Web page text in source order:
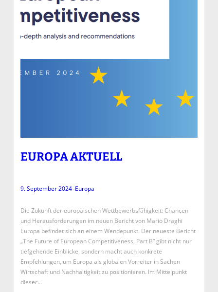
EUROPA AKTUELL
9. September 2024–Europa
Die Zukunft der europäischen Wettbewerbsfähigkeit: Chancen
und Herausforderungen im neuen Bericht von Mario Draghi
Europa befindet sich an einem Wendepunkt. Der neueste Bericht
„The Future of European Competitiveness, Part B“ gibt nicht nur
tiefgehende Einblicke, sondern macht auch konkrete
Empfehlungen, um Europa als globalen Vorreiter in Sachen
Wirtschaft und Nachhaltigkeit zu positionieren. Im Mittelpunkt
dieser…